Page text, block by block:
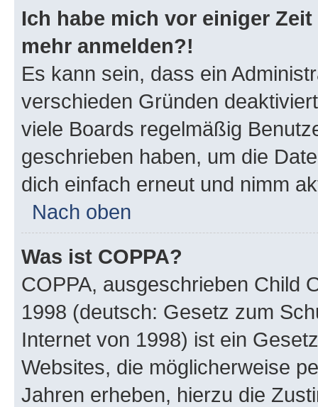
Ich habe mich vor einiger
mehr anmelden?!
Es kann sein, dass ein
verschieden Gründen
viele Boards regelmäßig
geschrieben haben, um die
dich einfach erneut und nimm
Nach oben
Was ist COPPA?
COPPA, ausgeschrieben Child
1998 (deutsch: Gesetz zum
Internet von 1998) ist ein
Websites, die möglicherweise
Jahren erheben, hierzu die